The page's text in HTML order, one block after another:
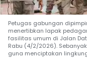
Petugas gabungan
menertibkan lapak
fasilitas umum di Jalan
Rabu (4/2/2026).
guna menciptakan